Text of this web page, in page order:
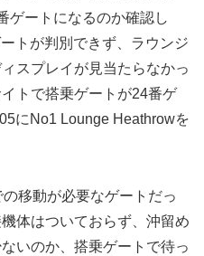
ゲートになるのか確認し
トが判別できず、ラウンジ
スプレイが見当たらなかっ
トで搭乗ゲートが24番ゲ
にNo1 Lounge Heathrowを
移動が必要なゲートだっ
体はついておらず、沖留め
いのか、搭乗ゲートで待っ